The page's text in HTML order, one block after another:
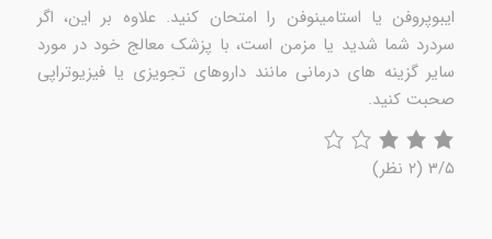
ایبوپروفن یا استامینوفن را امتحان کنید. علاوه بر این، اگر
سردرد شما شدید یا مزمن است، با پزشک معالج خود در مورد
سایر گزینه های درمانی مانند داروهای تجویزی یا فیزیوتراپی
صحبت کنید.
۳/۵ (۲ نظر)